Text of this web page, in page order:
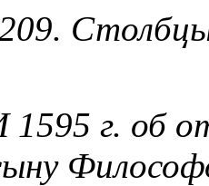
г. об